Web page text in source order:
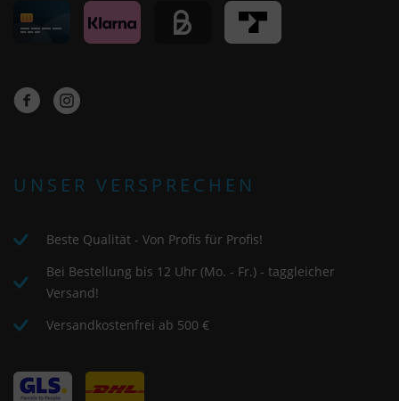
UNSER VERSPRECHEN
Beste Qualität - Von Profis für Profis!
Bei Bestellung bis 12 Uhr (Mo. - Fr.) - taggleicher
Versand!
Versandkostenfrei ab 500 €